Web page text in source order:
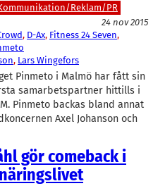
Reklam/PR
24 nov 2015
, D-Ax, Fitness 24 Seven
, Lars Wingefors
Pinmeto i Malmö har fått sin
samarbetspartner hittills i
Pinmeto backas bland annat
Axel Johanson och
gör comeback i